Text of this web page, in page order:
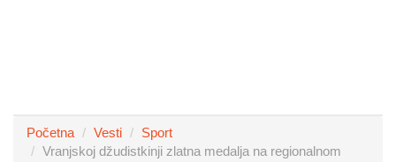
Početna Vesti
Sport
Vranjskoj džudistkinji zlatna medalja na regionalnom